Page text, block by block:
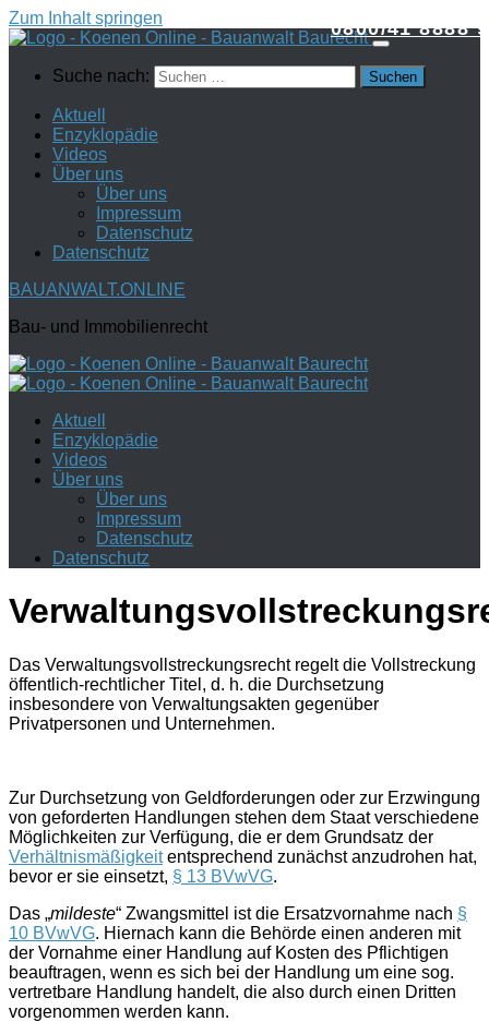
Zum Inhalt springen
Suche nach:
Aktuell
Enzyklopädie
Videos
Über uns
Über uns
Impressum
Datenschutz
Datenschutz
BAUANWALT.ONLINE
Bau- und Immobilienrecht
Aktuell
Enzyklopädie
Videos
Über uns
Über uns
Impressum
Datenschutz
Datenschutz
0800/41 8888 9
Das Verwaltungsvollstreckungsrecht regelt die Vollstreckung
öffentlich-rechtlicher Titel, d. h. die Durchsetzung
insbesondere von Verwaltungsakten gegenüber
Privatpersonen und Unternehmen.
Zur Durchsetzung von Geldforderungen oder zur Erzwingung
von geforderten Handlungen stehen dem Staat verschiedene
Möglichkeiten zur Verfügung, die er dem Grundsatz der
Verhältnismäßigkeitentsprechend zunächst anzudrohen hat,
bevor er sie einsetzt, § 13 BVwVG.
Das „mildeste“ Zwangsmittel ist die Ersatzvornahme nach §
10 BVwVG. Hiernach kann die Behörde einen anderen mit
der Vornahme einer Handlung auf Kosten des Pflichtigen
beauftragen, wenn es sich bei der Handlung um eine sog.
vertretbare Handlung handelt, die also durch einen Dritten
vorgenommen werden kann.